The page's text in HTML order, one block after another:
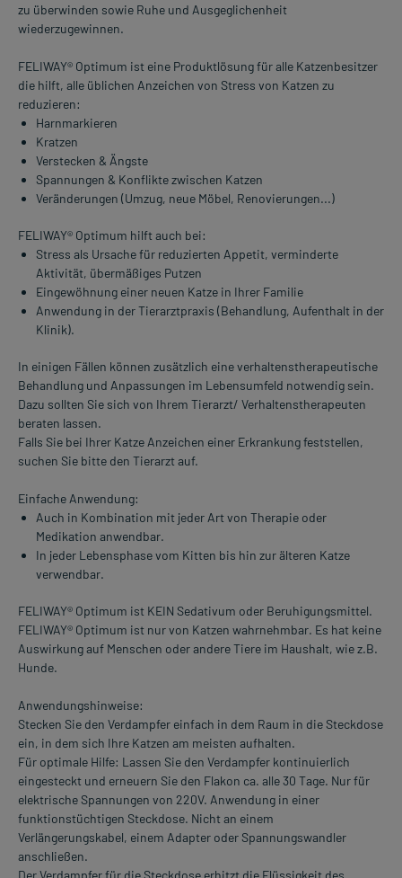
zu überwinden sowie Ruhe und Ausgeglichenheit
wiederzugewinnen.
FELIWAY® Optimum ist eine Produktlösung für alle Katzenbesitzer
die hilft, alle üblichen Anzeichen von Stress von Katzen zu
reduzieren:
Harnmarkieren
Kratzen
Verstecken & Ängste
Spannungen & Konflikte zwischen Katzen
Veränderungen (Umzug, neue Möbel, Renovierungen...)
FELIWAY® Optimum hilft auch bei:
Stress als Ursache für reduzierten Appetit, verminderte
Aktivität, übermäßiges Putzen
Eingewöhnung einer neuen Katze in Ihrer Familie
Anwendung in der Tierarztpraxis (Behandlung, Aufenthalt in der
Klinik).
In einigen Fällen können zusätzlich eine verhaltenstherapeutische
Behandlung und Anpassungen im Lebensumfeld notwendig sein.
Dazu sollten Sie sich von Ihrem Tierarzt/ Verhaltenstherapeuten
beraten lassen.
Falls Sie bei Ihrer Katze Anzeichen einer Erkrankung feststellen,
suchen Sie bitte den Tierarzt auf.
Einfache Anwendung:
Auch in Kombination mit jeder Art von Therapie oder
Medikation anwendbar.
In jeder Lebensphase vom Kitten bis hin zur älteren Katze
verwendbar.
FELIWAY® Optimum ist KEIN Sedativum oder Beruhigungsmittel.
FELIWAY® Optimum ist nur von Katzen wahrnehmbar. Es hat keine
Auswirkung auf Menschen oder andere Tiere im Haushalt, wie z.B.
Hunde.
Anwendungshinweise:
Stecken Sie den Verdampfer einfach in dem Raum in die Steckdose
ein, in dem sich Ihre Katzen am meisten aufhalten.
Für optimale Hilfe: Lassen Sie den Verdampfer kontinuierlich
eingesteckt und erneuern Sie den Flakon ca. alle 30 Tage. Nur für
elektrische Spannungen von 220V. Anwendung in einer
funktionstüchtigen Steckdose. Nicht an einem
Verlängerungskabel, einem Adapter oder Spannungswandler
anschließen.
Der Verdampfer für die Steckdose erhitzt die Flüssigkeit des